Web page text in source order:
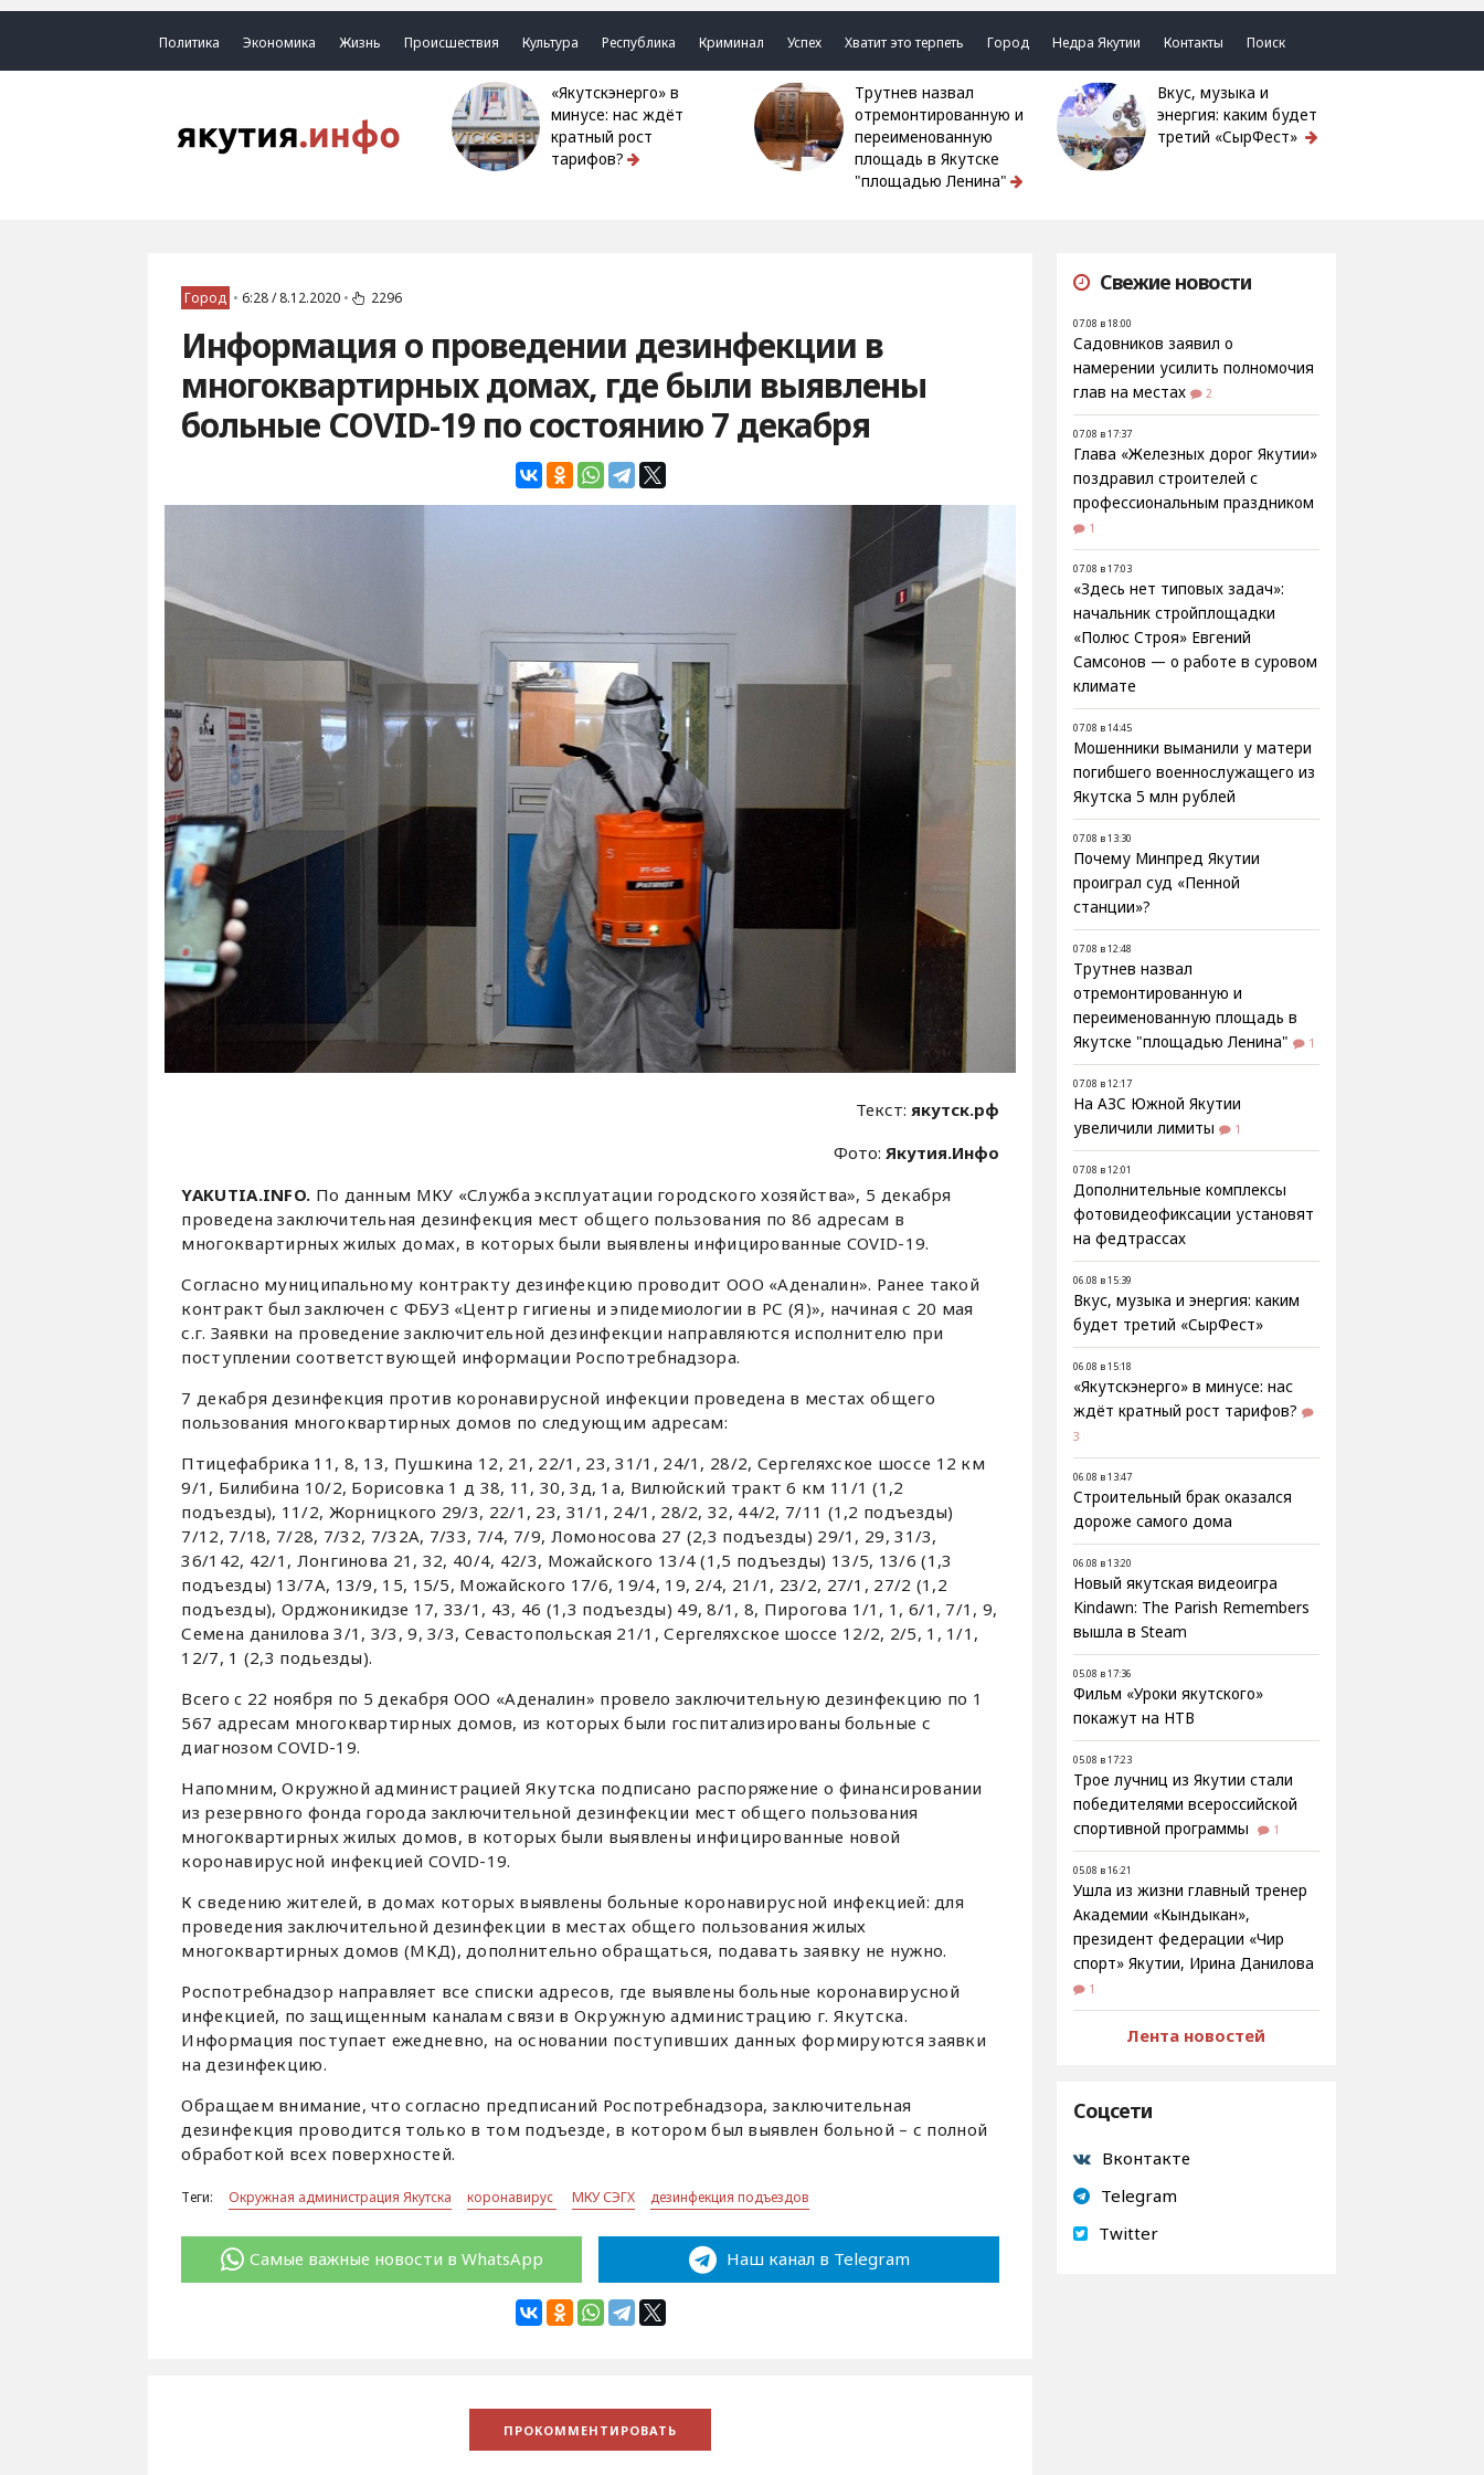
Политика Экономика Жизнь Происшествия Культура Республика Криминал Успех Хватит это терпеть Город Недра Якутии Контакты Поиск
«Якутскэнерго» в
минусе: нас ждёт
кратный рост
тарифов?
Трутнев назвал
отремонтированную и
переименованную
площадь в Якутске
"площадью Ленина"
Вкус, музыка и
энергия: каким будет
третий «СырФест»
Город • 6:28 / 8.12.2020 • 2296
Информация о проведении дезинфекции в
многоквартирных домах, где были выявлены
больные COVID-19 по состоянию 7 декабря
Текст:якутск.рф
Фото:Якутия.Инфо
YAKUTIA.INFO. По данным МКУ «Служба эксплуатации городского хозяйства», 5 декабря
проведена заключительная дезинфекция мест общего пользования по 86 адресам в
многоквартирных жилых домах, в которых были выявлены инфицированные COVID-19.
Согласно муниципальному контракту дезинфекцию проводит ООО «Аденалин». Ранее такой
контракт был заключен с ФБУЗ «Центр гигиены и эпидемиологии в РС (Я)», начиная с 20 мая
с.г. Заявки на проведение заключительной дезинфекции направляются исполнителю при
поступлении соответствующей информации Роспотребнадзора.
7 декабря дезинфекция против коронавирусной инфекции проведена в местах общего
пользования многоквартирных домов по следующим адресам:
Птицефабрика 11, 8, 13, Пушкина 12, 21, 22/1, 23, 31/1, 24/1, 28/2, Сергеляхское шоссе 12 км
9/1, Билибина 10/2, Борисовка 1 д 38, 11, 30, 3д, 1а, Вилюйский тракт 6 км 11/1 (1,2
подъезды), 11/2, Жорницкого 29/3, 22/1, 23, 31/1, 24/1, 28/2, 32, 44/2, 7/11 (1,2 подъезды)
7/12, 7/18, 7/28, 7/32, 7/32А, 7/33, 7/4, 7/9, Ломоносова 27 (2,3 подъезды) 29/1, 29, 31/3,
36/142, 42/1, Лонгинова 21, 32, 40/4, 42/3, Можайского 13/4 (1,5 подъезды) 13/5, 13/6 (1,3
подъезды) 13/7А, 13/9, 15, 15/5, Можайского 17/6, 19/4, 19, 2/4, 21/1, 23/2, 27/1, 27/2 (1,2
подъезды), Орджоникидзе 17, 33/1, 43, 46 (1,3 подъезды) 49, 8/1, 8, Пирогова 1/1, 1, 6/1, 7/1, 9,
Семена данилова 3/1, 3/3, 9, 3/3, Севастопольская 21/1, Сергеляхское шоссе 12/2, 2/5, 1, 1/1,
12/7, 1 (2,3 подьезды).
Всего c 22 ноября по 5 декабря ООО «Аденалин» провело заключительную дезинфекцию по 1
567 адресам многоквартирных домов, из которых были госпитализированы больные с
диагнозом COVID-19.
Напомним, Окружной администрацией Якутска подписано распоряжение о финансировании
из резервного фонда города заключительной дезинфекции мест общего пользования
многоквартирных жилых домов, в которых были выявлены инфицированные новой
коронавирусной инфекцией COVID-19.
К сведению жителей, в домах которых выявлены больные коронавирусной инфекцией: для
проведения заключительной дезинфекции в местах общего пользования жилых
многоквартирных домов (МКД), дополнительно обращаться, подавать заявку не нужно.
Роспотребнадзор направляет все списки адресов, где выявлены больные коронавирусной
инфекцией, по защищенным каналам связи в Окружную администрацию г. Якутска.
Информация поступает ежедневно, на основании поступивших данных формируются заявки
на дезинфекцию.
Обращаем внимание, что согласно предписаний Роспотребнадзора, заключительная
дезинфекция проводится только в том подъезде, в котором был выявлен больной – с полной
обработкой всех поверхностей.
Теги: Окружная администрация Якутска коронавирус МКУ СЭГХ дезинфекция подъездов
Самые важные новости в WhatsApp Наш канал в Telegram
Свежие новости
07.08 в 18:00
Садовников заявил о
намерении усилить полномочия
глав на местах
2
07.08 в 17:37
Глава «Железных дорог Якутии»
поздравил строителей с
профессиональным праздником
1
07.08 в 17:03
«Здесь нет типовых задач»:
начальник стройплощадки
«Полюс Строя» Евгений
Самсонов — о работе в суровом
климате
07.08 в 14:45
Мошенники выманили у матери
погибшего военнослужащего из
Якутска 5 млн рублей
07.08 в 13:30
Почему Минпред Якутии
проиграл суд «Пенной
станции»?
07.08 в 12:48
Трутнев назвал
отремонтированную и
переименованную площадь в
Якутске "площадью Ленина"
1
07.08 в 12:17
На АЗС Южной Якутии
увеличили лимиты
1
07.08 в 12:01
Дополнительные комплексы
фотовидеофиксации установят
на федтрассах
06.08 в 15:39
Вкус, музыка и энергия: каким
будет третий «СырФест»
06.08 в 15:18
«Якутскэнерго» в минусе: нас
ждёт кратный рост тарифов?
3
06.08 в 13:47
Строительный брак оказался
дороже самого дома
06.08 в 13:20
Новый якутская видеоигра
Kindawn: The Parish Remembers
вышла в Steam
05.08 в 17:36
Фильм «Уроки якутского»
покажут на НТВ
05.08 в 17:23
Трое лучниц из Якутии стали
победителями всероссийской
спортивной программы
1
05.08 в 16:21
Ушла из жизни главный тренер
Академии «Кындыкан»,
президент федерации «Чир
спорт» Якутии, Ирина Данилова
1
Лента новостей
Соцсети
Вконтакте
Telegram
Twitter